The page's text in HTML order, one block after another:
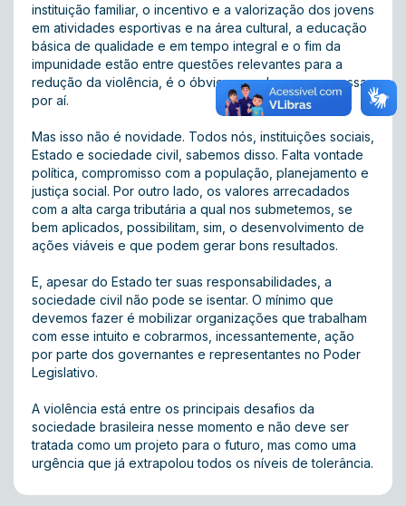
instituição familiar, o incentivo e a valorização dos jovens
em atividades esportivas e na área cultural, a educação
básica de qualidade e em tempo integral e o fim da
impunidade estão entre questões relevantes para a
redução da violência, é o óbvio, reconheço, mas passa
por aí.
Mas isso não é novidade. Todos nós, instituições sociais,
Estado e sociedade civil, sabemos disso. Falta vontade
política, compromisso com a população, planejamento e
justiça social. Por outro lado, os valores arrecadados
com a alta carga tributária a qual nos submetemos, se
bem aplicados, possibilitam, sim, o desenvolvimento de
ações viáveis e que podem gerar bons resultados.
E, apesar do Estado ter suas responsabilidades, a
sociedade civil não pode se isentar. O mínimo que
devemos fazer é mobilizar organizações que trabalham
com esse intuito e cobrarmos, incessantemente, ação
por parte dos governantes e representantes no Poder
Legislativo.
A violência está entre os principais desafios da
sociedade brasileira nesse momento e não deve ser
tratada como um projeto para o futuro, mas como uma
urgência que já extrapolou todos os níveis de tolerância.